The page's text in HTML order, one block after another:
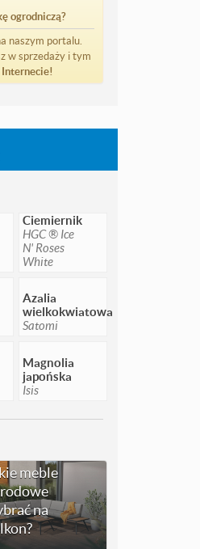
ogrodniczą?
naszym portalu.
w sprzedaży i tym
Internecie!
Ciemiernik
HGC ® Ice
N' Roses
White
Azalia
wielkokwiatowa
Satomi
Magnolia
japońska
Isis
meble
na